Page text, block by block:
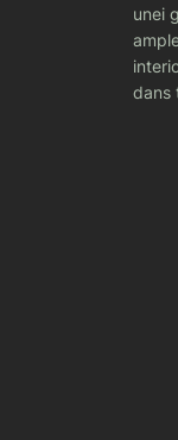
unei
dans